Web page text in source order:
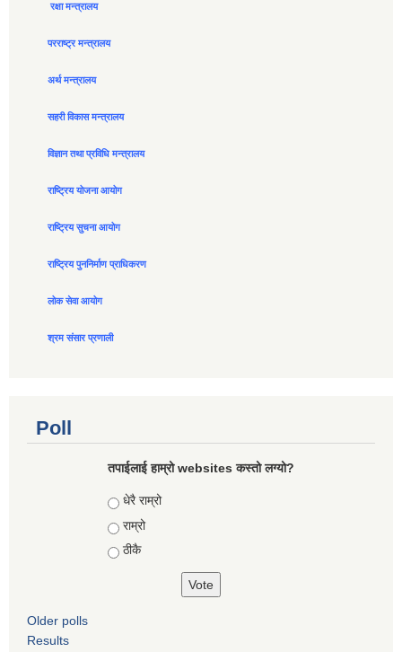
रक्षा मन्त्रालय
परराष्ट्र मन्त्रालय
अर्थ मन्त्रालय
सहरी विकास मन्त्रालय
विज्ञान तथा प्रविधि मन्त्रालय
राष्ट्रिय योजना आयोग
राष्ट्रिय सुचना आयोग
राष्ट्रिय पुननिर्माण प्राधिकरण
लोक सेवा आयोग
श्रम संसार प्रणाली
Poll
तपाईलाई हाम्रो websites कस्तो लग्यो?
Choices
धेरै राम्रो
राम्रो
ठीकै
Older polls
Results